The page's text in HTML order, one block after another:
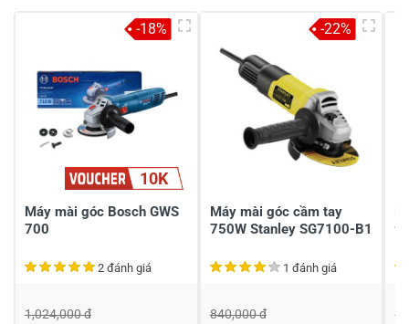
1
-
Chia sẻ nhận xét về sản phẩm
Viết nhận xét của bạn
10K
Máy mài góc Bosch GWS
700
2 đánh giá
1,024,000 đ
-18%
Máy mài góc cầm tay
750W Stanley SG7100-B1
1 đánh giá
840,000 đ
-22%